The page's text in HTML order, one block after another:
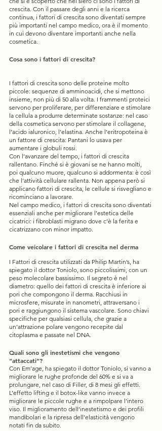
crescita. Con il passare degli anni e la ricerca
continua, i fattori di crescita sono diventati sempre
più importanti nel campo medico, ora è il momento
in cui devono diventare importanti anche nella
cosmetica.
Cosa sono i fattori di crescita?
I fattori di crescita sono delle proteine molto
piccole: sequenze di amminoacidi, che si mettono
insieme, non più di 50 alla volta. I frammenti proteici
servono per proliferare, per differenziare e stimolare
la cellula a produrre determinate sostanze: nel caso
della cosmetica servono per stimolare il collagene,
l’acido ialuronico, l’elastina. Anche l’eritropoteina è
un fattore di crescita: Pantani lo usava per
aumentare i globuli rossi.
Con l’avanzare del tempo, i fattori di crescita
rallentano. Finché si è giovani se ne hanno molti,
poi qualcuno muore, qualcuno si addormenta: è così
che l’attività cellulare rallenta. Non appena però si
applicano fattori di crescita, le cellule si risvegliano e
ricominciano a lavorare.
Nel campo medico, i fattori di crescita sono diventati
essenziali anche per migliorare l’estetica delle
cicatrici: i fibroblasti migrano dove c’è la ferita e
cicatrizzano con minor impatto.
Come veicolare i fattori di crescita nel derma
I Fattori di crescita utilizzati da Philip Martin’s, ha
spiegato il dottor Toniolo, sono piccolissimi, con un
peso molecolare bassissimo. Il segreto è nel
diametro: quello dei fattori di crescita è inferiore ai
pori che compongono il derma. Racchiusi in
microsfere, misurate in nanometri, attraversano i
pori e raggiungono il sistema vascolare. Sono chiavi
specifiche per qualsiasi cellula, che grazie a
un’attrazione polare vengono recepite dal
citoplasma e passate nel DNA.
Quali sono gli inestetismi che vengono
“attaccati”?
Con Em’age, ha spiegato il dottor Toniolo, si vanno a
migliorare le rughe profonde del 60% e si va a
prolungare, nel caso di Filler, di 8 mesi gli effetti.
L’effetto lifting e il botox-like vanno invece a
migliorare le piccole rughe e a rimpolpare l’intero
viso. Il miglioramento dell'inestetismo e dei profili
mandibolari e la ripresa dell’elasticità vengono
notati fin da subito.